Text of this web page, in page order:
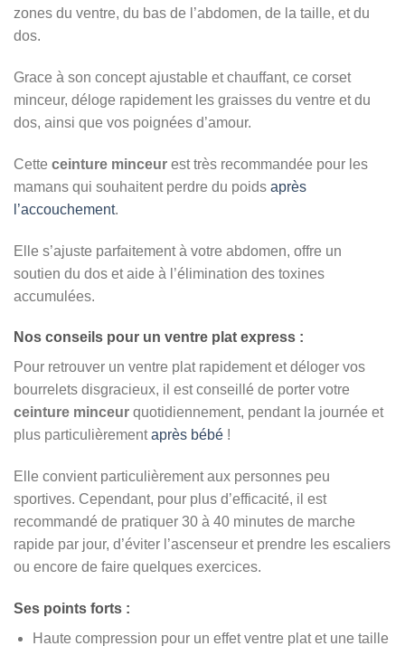
zones du ventre, du bas de l’abdomen, de la taille, et du
dos.
Grace à son concept ajustable et chauffant, ce corset
minceur, déloge rapidement les graisses du ventre et du
dos, ainsi que vos poignées d’amour.
Cette ceinture minceur est très recommandée pour les
mamans qui souhaitent perdre du poids après
l’accouchement.
Elle s’ajuste parfaitement à votre abdomen, offre un
soutien du dos et aide à l’élimination des toxines
accumulées.
Nos conseils pour un ventre plat express :
Pour retrouver un ventre plat rapidement et déloger vos
bourrelets disgracieux, il est conseillé de porter votre
ceinture minceur quotidiennement, pendant la journée et
plus particulièrementaprès bébé !
Elle convient particulièrement aux personnes peu
sportives. Cependant, pour plus d’efficacité, il est
recommandé de pratiquer 30 à 40 minutes de marche
rapide par jour, d’éviter l’ascenseur et prendre les escaliers
ou encore de faire quelques exercices.
Ses points forts :
Haute compression pour un effet ventre plat et une taille